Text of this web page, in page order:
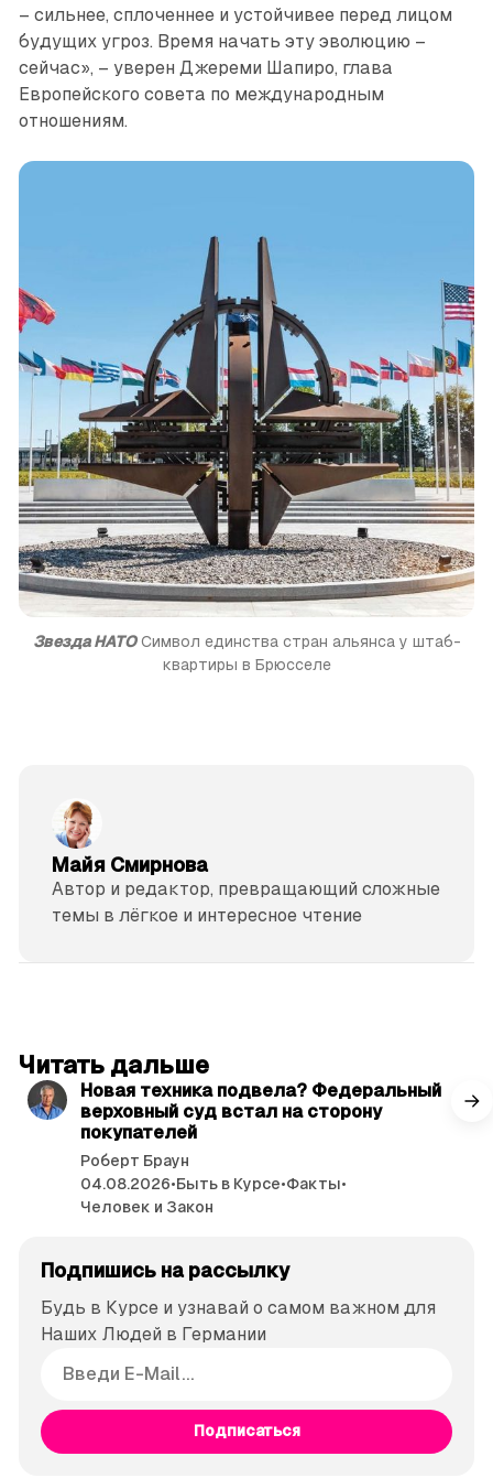
– сильнее, сплоченнее и устойчивее перед лицом
будущих угроз. Время начать эту эволюцию –
сейчас», – уверен Джереми Шапиро, глава
Европейского совета по международным
отношениям.
Звезда НАТО Символ единства стран альянса у штаб-
квартиры в Брюсселе
Майя Смирнова
Автор и редактор, превращающий сложные
темы в лёгкое и интересное чтение
Читать дальше
Новая техника подвела? Федеральный
верховный суд встал на сторону
покупателей
Роберт Браун
04.08.2026•Быть в Курсе•Факты•
Человек и Закон
Подпишись на рассылку
Будь в Курсе и узнавай о самом важном для
Наших Людей в Германии
Подписаться